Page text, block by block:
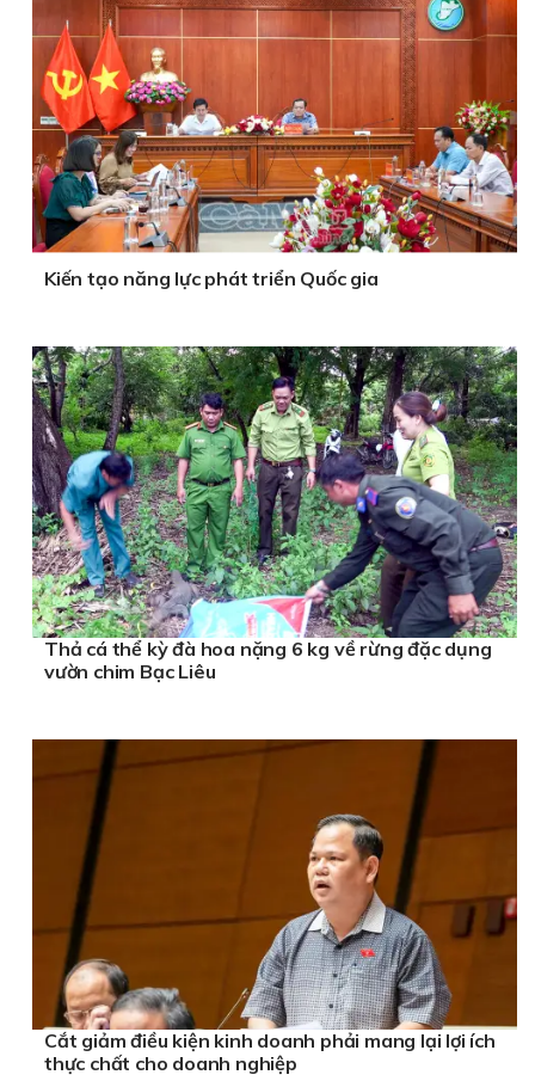
Kiến tạo năng lực phát triển Quốc gia
Thả cá thể kỳ đà hoa nặng 6 kg về rừng đặc dụng
vườn chim Bạc Liêu
Cắt giảm điều kiện kinh doanh phải mang lại lợi ích
thực chất cho doanh nghiệp